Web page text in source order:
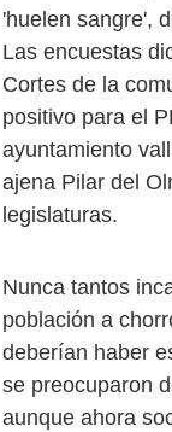
'huelen sangre',
Las encuestas
Cortes de la
positivo para el
ayuntamiento
ajena Pilar del
legislaturas.
Nunca tantos
población a
deberían haber
se preocuparon
aunque ahora